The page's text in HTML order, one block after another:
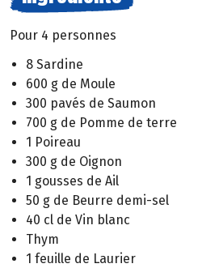
Pour 4 personnes
8 Sardine
600 g de Moule
300 pavés de Saumon
700 g de Pomme de terre
1 Poireau
300 g de Oignon
1 gousses de Ail
50 g de Beurre demi-sel
40 cl de Vin blanc
Thym
1 feuille de Laurier